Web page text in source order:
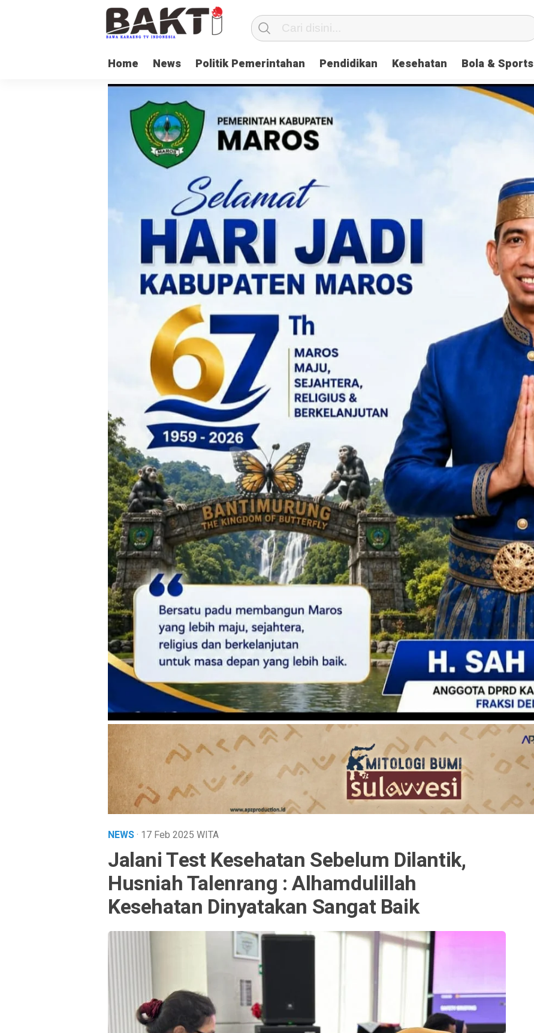
Home News Politik Pemerintahan Pendidikan Kesehatan Bola & Sports
NEWS· 17 Feb 2025 WITA
Jalani Test Kesehatan Sebelum Dilantik,
Husniah Talenrang : Alhamdulillah
Kesehatan Dinyatakan Sangat Baik